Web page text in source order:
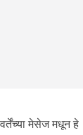
मेसेज मधून हे